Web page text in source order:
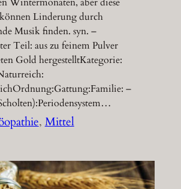
Linderung durch
Musik finden. syn. –
Teil: aus zu feinem Pulver
Gold hergestelltKategorie:
–
, Mittel